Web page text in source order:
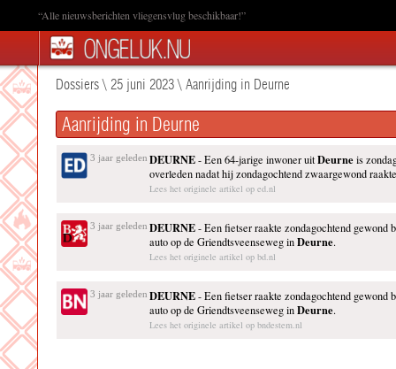
“Alle nieuwsberichten vliegensvlug beschikbaar!”
Dossiers\ 25 juni 2023\ Aanrijding in Deurne
Aanrijding in Deurne
3 jaar geleden DEURNE- Een 64-jarige inwoner uitDeurneis
overleden nadat hij zondagochtend zwaargewond
Lees het originele artikel op ed.nl
3 jaar geleden DEURNE- Een fietser raakte zondagochtend gewond
auto op de Griendtsveenseweg inDeurne.
Lees het originele artikel op bd.nl
3 jaar geleden DEURNE- Een fietser raakte zondagochtend gewond
auto op de Griendtsveenseweg inDeurne.
Lees het originele artikel op bndestem.nl